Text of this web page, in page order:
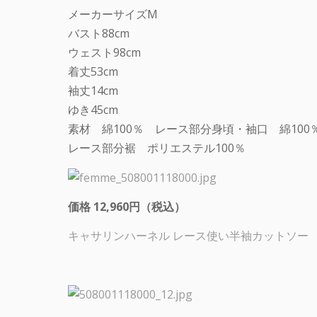
メーカーサイズM
バスト88cm
ウェスト98cm
着丈53cm
袖丈14cm
ゆき45cm
素材 綿100％ レース部分身頃・袖口 綿100
レース部分裾 ポリエステル100％
価格 12,960円（税込）
キャサリンハーネル レース使い半袖カットソー